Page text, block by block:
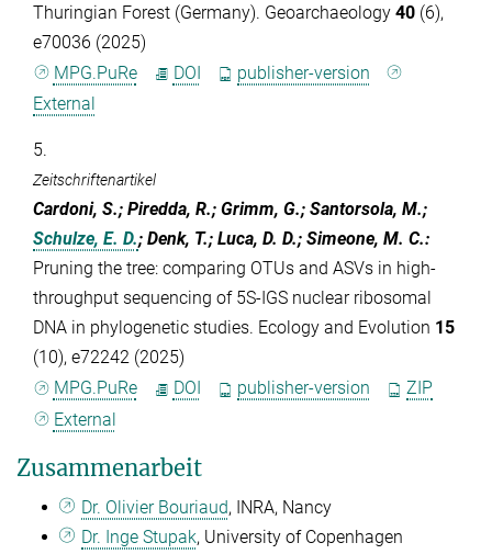
Thuringian Forest (Germany). Geoarchaeology 40 (6),
e70036 (2025)
MPG.PuRe
DOI
publisher-version
External
5.
Zeitschriftenartikel
Cardoni, S.; Piredda, R.; Grimm, G.; Santorsola, M.;
Schulze, E. D.; Denk, T.; Luca, D. D.; Simeone, M. C.:
Pruning the tree: comparing OTUs and ASVs in high-
throughput sequencing of 5S-IGS nuclear ribosomal
DNA in phylogenetic studies. Ecology and Evolution 15
(10), e72242 (2025)
MPG.PuRe
DOI publisher-version
ZIP
External
Zusammenarbeit
Dr. Olivier Bouriaud, INRA, Nancy
Dr. Inge Stupak, University of Copenhagen